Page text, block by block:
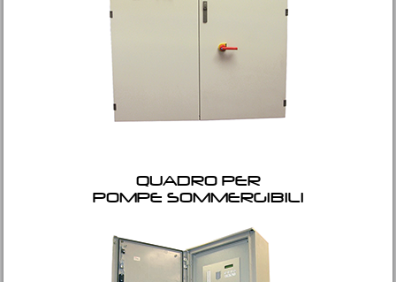
QUADRO PER
POMPE SOMMERGIBILI